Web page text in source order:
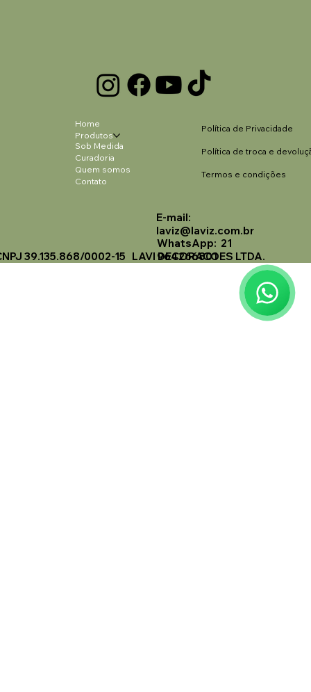
Home
Produtos
Sob Medida
Curadoria
Quem somos
Contato
Política de Privacidade
Política de troca e
Termos e condições
E-mail:
laviz@laviz.com.br
WhatsApp: 21
964266801
39.135.868/0002-15 LAVI DECORACOES LTDA.
🗓️ Opening Hours: Mon-Fri 9:00 - 16:00
Laviz Home Decor